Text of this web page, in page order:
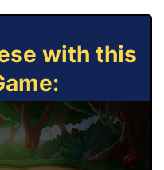
with this